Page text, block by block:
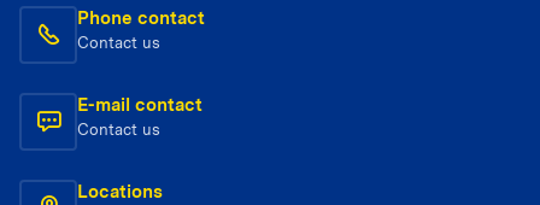
Phone contact
Contact us
E-mail contact
Contact us
Locations